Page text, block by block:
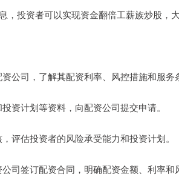
投资者可以实现资金翻倍工薪族炒股，大
公司，了解其配资利率、风控措施和服务
资计划等资料，向配资公司提交申请。
评估投资者的风险承受能力和投资计划。
司签订配资合同，明确配资金额、利率和